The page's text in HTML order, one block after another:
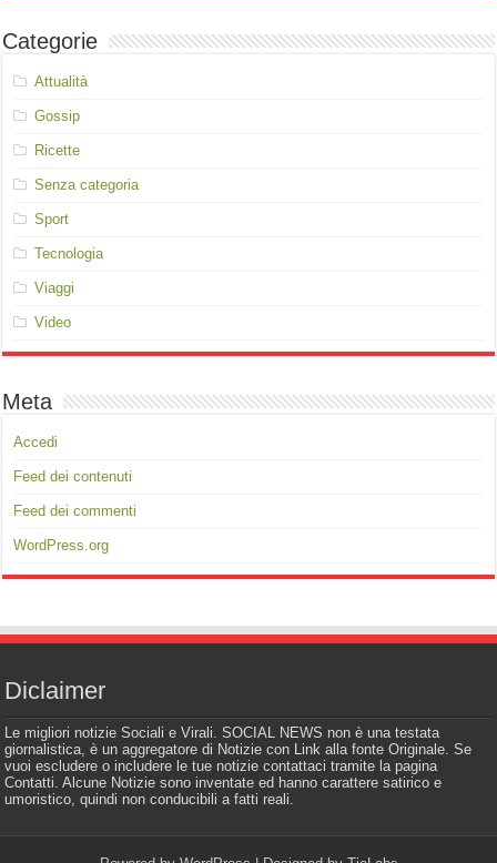
Categorie
Attualità
Gossip
Ricette
Senza categoria
Sport
Tecnologia
Viaggi
Video
Meta
Accedi
Feed dei contenuti
Feed dei commenti
WordPress.org
Diclaimer
Le migliori notizie Sociali e Virali. SOCIAL NEWS non è una testata
giornalistica, è un aggregatore di Notizie con Link alla fonte Originale. Se
vuoi escludere o includere le tue notizie contattaci tramite la pagina
Contatti. Alcune Notizie sono inventate ed hanno carattere satirico e
umoristico, quindi non conducibili a fatti reali.